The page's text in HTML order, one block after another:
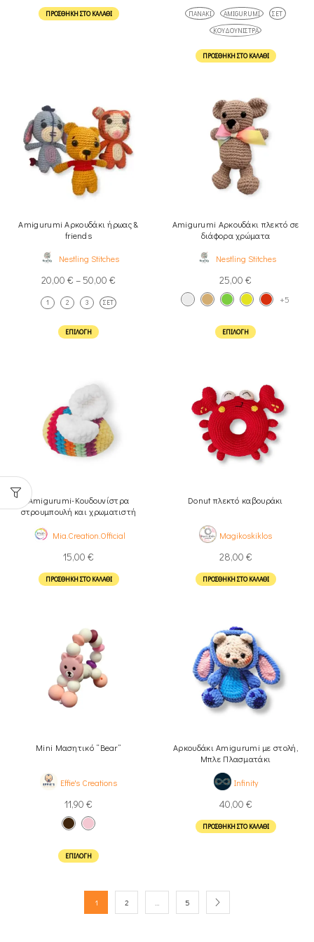
ΠΡΟΣΘΉΚΗ ΣΤΟ ΚΑΛΆΘΙ ΠΑΝΆΚΙ AMIGURUMI
ΣΕΤ
ΚΟΥΔΟΥΝΊΣΤΡΑ
ΠΡΟΣΘΉΚΗ ΣΤΟ ΚΑΛΆΘΙ
Amigurumi Αρκουδάκι ήρωας &
friends
Nestling Stitches
20,00 € –50,00 €
1 2 3 ΣΕΤ
ΕΠΙΛΟΓΉ
Amigurumi Αρκουδάκι πλεκτό σε
διάφορα χρώματα
Nestling Stitches
25,00 €
+5
ΕΠΙΛΟΓΉ
Amigurumi-Κουδουνίστρα
στρουμπουλή και χρωματιστή
Mia.Creation.Official
15,00 €
ΠΡΟΣΘΉΚΗ ΣΤΟ ΚΑΛΆΘΙ
Donut πλεκτό καβουράκι
Magikoskiklos
28,00 €
ΠΡΟΣΘΉΚΗ ΣΤΟ ΚΑΛΆΘΙ
Mini Μασητικό “Bear”
Effie's Creations
11,90 €
ΕΠΙΛΟΓΉ
Αρκουδάκι Amigurumi με στολή,
Μπλε Πλασματάκι
Infinity
40,00 €
ΠΡΟΣΘΉΚΗ ΣΤΟ ΚΑΛΆΘΙ
1 2 … 5